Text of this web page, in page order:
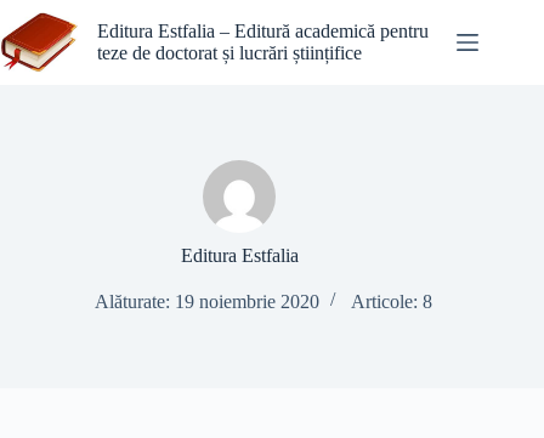
la
conținut
Editura Estfalia – Editură academică pentru
teze de doctorat și lucrări științifice
Editura Estfalia
Alăturate: 19 noiembrie 2020 Articole: 8